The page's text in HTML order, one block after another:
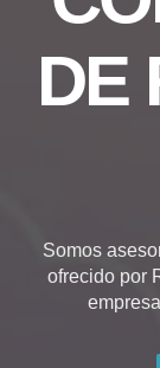
DE
Somos
ofrecido por